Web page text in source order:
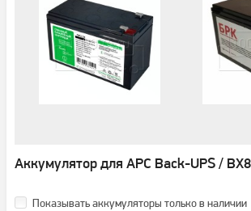
Аккумулятор для APC Back-UPS /
Показывать аккумуляторы только в наличии